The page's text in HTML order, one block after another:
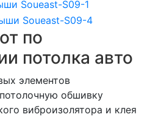
по
потолка авто
элементов
обшивку
виброизолятора и клея